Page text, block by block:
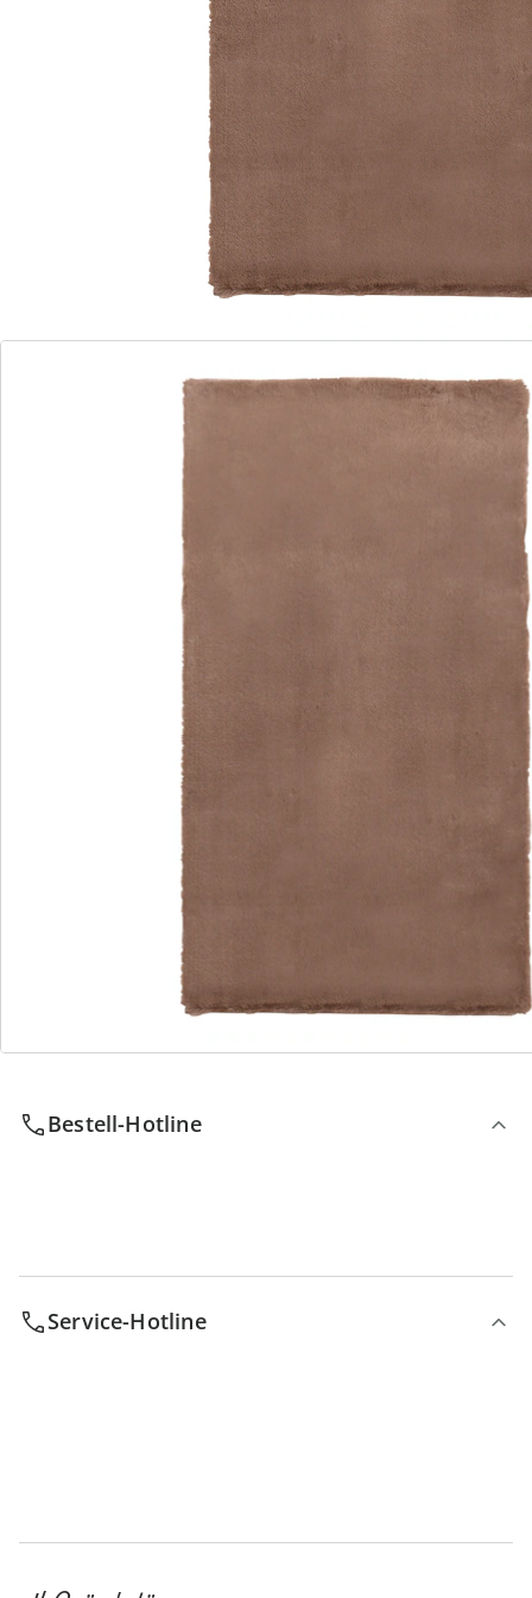
Flauschig-weicher Fußschmeichler!
besonders weich und flauschig
mit rutschhemmender Unterseite
Hier liegt Ihnen feinste Teppichqualität zu Füßen. Der
extraweiche Flor ist besonders dicht gewebt und sieht
dementsprechend wertig aus. Der warme Farbton
passt exzellent zu vielen Einrichtungsstilen. Auf diesem
kuscheligen Kunstfell-Teppich gehen Sie stets wie auf
Hinweise & Hersteller
Newsletter abonnieren
Wir sind für Sie da
Bestell-Hotline
Service-Hotline